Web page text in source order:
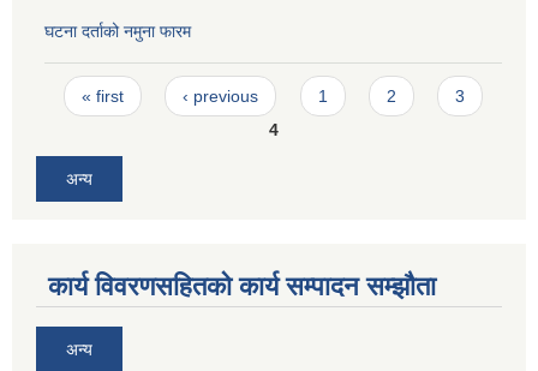
घटना दर्ताको नमुना फारम
Pages
« first ‹ previous 1 2
3
4
अन्य
कार्य विवरणसहितको कार्य सम्पादन सम्झौता
अन्य